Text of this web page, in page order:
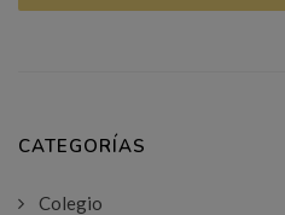
CATEGORÍAS
Colegio